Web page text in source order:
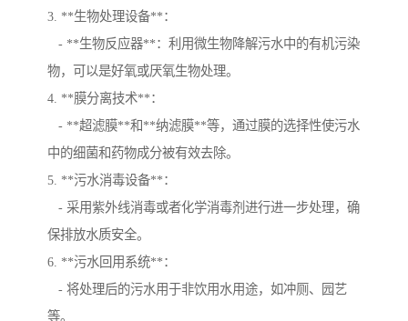
3. **生物处理设备**：
- **生物反应器**：利用微生物降解污水中的有机污染
物，可以是好氧或厌氧生物处理。
4. **膜分离技术**：
- **超滤膜**和**纳滤膜**等，通过膜的选择性使污水
中的细菌和药物成分被有效去除。
5. **污水消毒设备**：
- 采用紫外线消毒或者化学消毒剂进行进一步处理，确
保排放水质安全。
6. **污水回用系统**：
- 将处理后的污水用于非饮用水用途，如冲厕、园艺
等。